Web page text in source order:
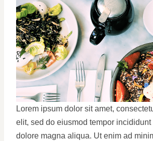
Lorem ipsum dolor sit amet,
elit, sed do eiusmod tempor incididunt
dolore magna aliqua. Ut enim ad